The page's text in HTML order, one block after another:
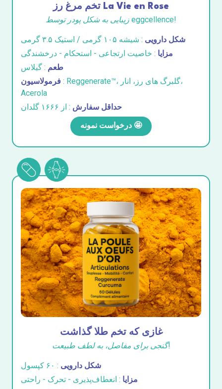
تخم مرغ رز La Vie en Rose
زیبایی به شکل پودر توسط eggcellence!
شکل دارویی : شیشه ۱۰۵ گرمی / استیک ۳.۵ گرمی
مزایا : خاصیت ارتجاعی - استحکام - درخشندگی
طعم : گیلاس
فرمولاسیون : Reggenerate™، گلبرگ های رز، انار،
Acerola
حداقل سفارش : از ۱۶۶۶ گلدان
درخواست نمونه 🤩
غازی که تخم طلا گذاشت
گنجی برای مفاصل، به لطف طبیعت!
شکل دارویی : ۶۰ کپسول
مزایا : انعطاف‌پذیری - تحرک - راحتی